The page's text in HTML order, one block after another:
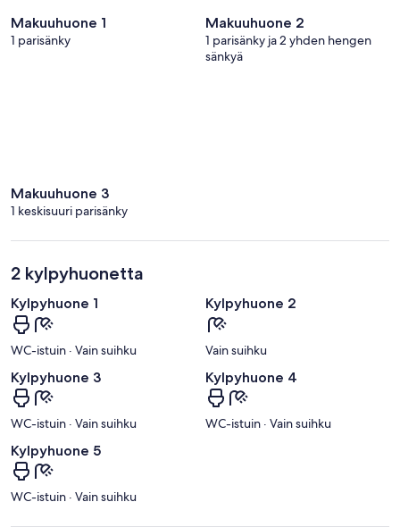
Makuuhuone 1
1 parisänky
Makuuhuone 2
1 parisänky ja 2 yhden hengen
sänkyä
Makuuhuone 3
1 keskisuuri parisänky
2 kylpyhuonetta
Kylpyhuone 1
WC-istuin · Vain suihku
Kylpyhuone 2
Vain suihku
Kylpyhuone 3
WC-istuin · Vain suihku
Kylpyhuone 4
WC-istuin · Vain suihku
Kylpyhuone 5
WC-istuin · Vain suihku